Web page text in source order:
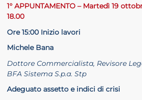
1° APPUNTAMENTO – Martedì 19
18.00
Ore 15:00 Inizio lavori
Michele Bana
Dottore Commercialista, Revisore
BFA Sistema S.p.a. Stp
Adeguato assetto e indici di crisi